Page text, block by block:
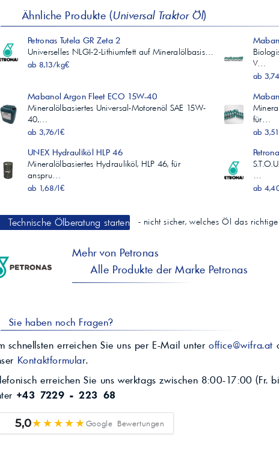
Ähnliche Produkte (Universal Traktor Öl)
Petronas Tutela GR Zeta 2
Universelles NLGI-2-Lithiumfett auf Mineralölbasis…
ab 8,13/kg€
V…
ab
Mabanol Argon Fleet ECO 15W-40
Mineralölbasiertes Universal-Motorenöl SAE 15W-
40,…
ab 3,76/l€
für…
ab
UNEX Hydrauliköl HLP 46
Mineralölbasiertes Hydrauliköl, HLP 46, für
anspru…
ab 1,68/l€
…
ab
Technische Ölberatung starten - nicht sicher, welches Öl das
Mehr von Petronas
Alle Produkte der Marke Petronas
Sie haben noch Fragen?
schnellsten erreichen Sie uns per E-Mail unteroffice@wifra.at
Kontaktformular.
erreichen Sie uns werktags zwischen 8:00-17:00 (Fr.
+43 7229 - 223 68
5,0★★★★★Google Bewertungen